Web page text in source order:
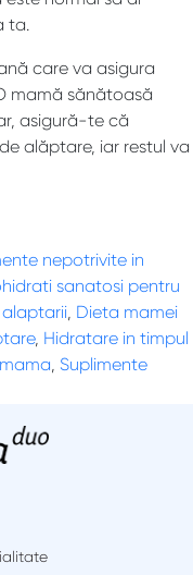
ta.
care va asigura
mamă sănătoasă
asigură-te că
alăptare, iar restul va
nepotrivite in
sanatosi pentru
, Dieta mamei
, Hidratare in timpul
, Suplimente